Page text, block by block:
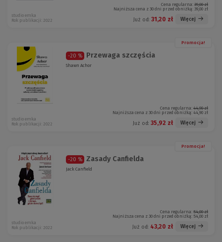
Cena regularna: 39,00 zł
Najniższa cena z 30 dni przed obniżką: 39,00 zł
Już od: 31,20 zł Więcej
studio emka
Rok publikacji: 2022
Promocja!
-20 % Przewaga szczęścia
Shawn Achor
Cena regularna: 44,90 zł
Najniższa cena z 30 dni przed obniżką: 44,90 zł
Już od: 35,92 zł Więcej
studio emka
Rok publikacji: 2022
Promocja!
-20 % Zasady Canfielda
Jack Canfield
Cena regularna: 54,00 zł
Najniższa cena z 30 dni przed obniżką: 54,00 zł
Już od: 43,20 zł Więcej
studio emka
Rok publikacji: 2022